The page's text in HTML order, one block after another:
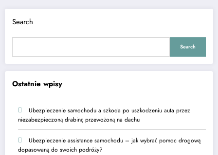
Search
Search
Ostatnie wpisy
Ubezpieczenie samochodu a szkoda po uszkodzeniu auta przez
niezabezpieczoną drabinę przewożoną na dachu
Ubezpieczenie assistance samochodu – jak wybrać pomoc drogową
dopasowaną do swoich podróży?